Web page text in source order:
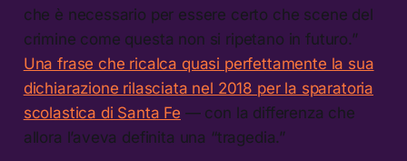
che è necessario per essere certo che scene del
crimine come questa non si ripetano in futuro.”
Una frase che ricalca quasi perfettamente la sua
dichiarazione rilasciata nel 2018 per la sparatoria
scolastica di Santa Fe — con la differenza che
allora l’aveva definita una “tragedia.”